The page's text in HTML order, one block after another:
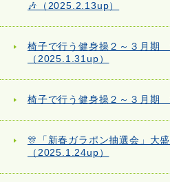
🎶（2025.2.13up）
椅子で行う健身操２～３月期
（2025.1.31up）
椅子で行う健身操２～３月期
🎊「新春ガラポン抽選会」大
（2025.1.24up）